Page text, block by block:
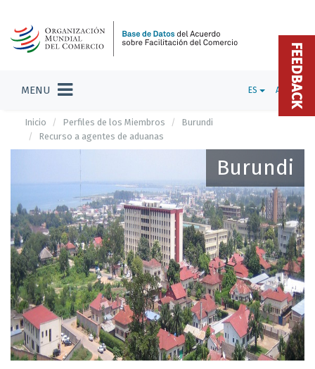
MENU ES ADMIN
Inicio Perfiles de los Miembros
Burundi
Recurso a agentes de aduanas
Burundi
FEEDBACK